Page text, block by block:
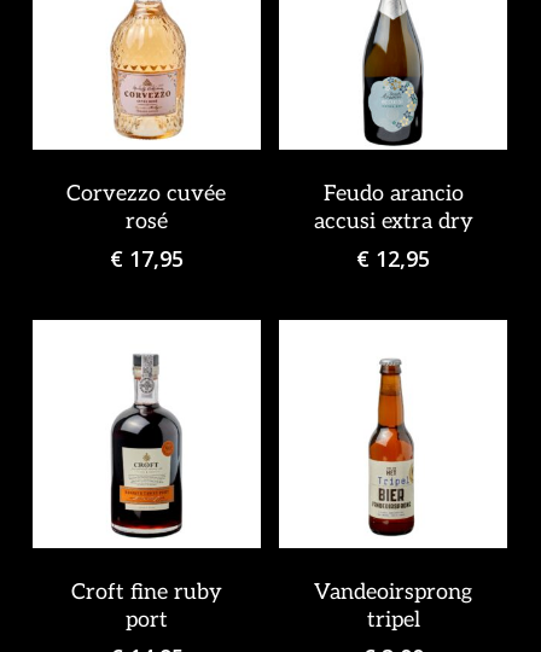
Geen producten in de
winkelwagen.
Corvezzo cuvée
rosé
€17,95
Feudo arancio
accusi extra dry
€ 12,95
Croft fine ruby
port
Vandeoirsprong
tripel